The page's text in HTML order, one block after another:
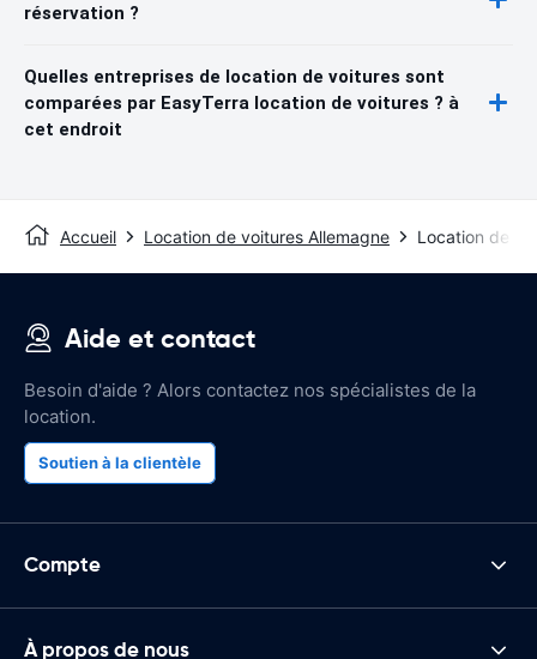
réservation ?
Quelles entreprises de location de voitures sont
comparées par EasyTerra location de voitures ? à
cet endroit
Accueil Location de voitures Allemagne Location de
Aide et contact
Besoin d'aide ? Alors contactez nos spécialistes de la
location.
Soutien à la clientèle
Compte
À propos de nous